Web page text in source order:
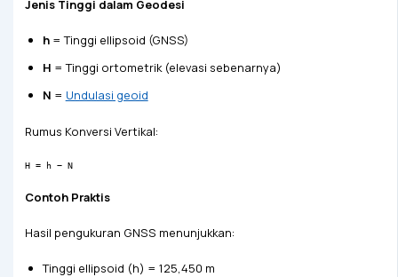
Jenis Tinggi dalam Geodesi
h= Tinggi ellipsoid (GNSS)
H = Tinggi ortometrik (elevasi sebenarnya)
N = Undulasi geoid
Rumus Konversi Vertikal:
H = h − N
Contoh Praktis
Hasil pengukuran GNSS menunjukkan:
Tinggi ellipsoid (h) = 125,450 m